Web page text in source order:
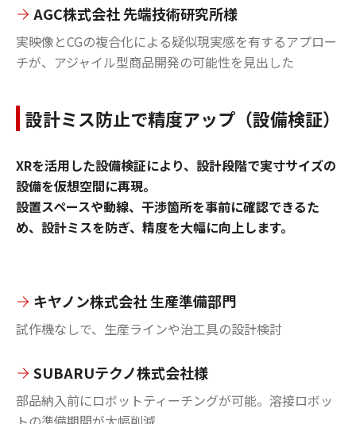
AGC株式会社 先端技術研究所様
実映像とCGの複合化による疑似現実感を有するアプロー
チが、アジャイル型商品開発の可能性を見出した
設計ミス防止で精度アップ（設備検証）
XRを活用した設備検証により、設計段階で実寸サイズの
設備を仮想空間に再現。
設置スペースや動線、干渉箇所を事前に確認できるた
め、設計ミスを防ぎ、精度を大幅に向上します。
キヤノン株式会社 生産準備部門
試作機なしで、生産ラインや治工具の設計検討
SUBARUテクノ株式会社様
部品納入前にロボットティーチングが可能。溶接ロボッ